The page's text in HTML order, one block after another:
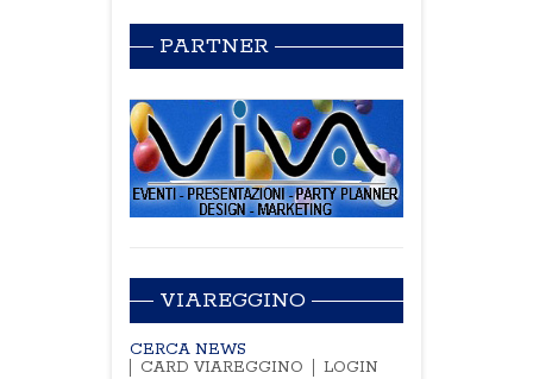
PARTNER
VIAREGGINO
CERCA NEWS
CARD VIAREGGINO
LOGIN